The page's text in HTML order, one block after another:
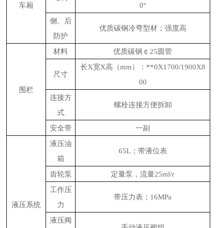
车厢
0°
侧、后
防护
优质碳钢冷弯型材；强度高
围栏
材料 优质碳钢￠25圆管
尺寸
长X宽X高（mm）：**0X1700/1900X8
00
连接方
式
螺栓连接方便拆卸
安全带 一副
液压系统
液压油
箱
65L；带液位表
齿轮泵
定量泵，流量25ml/r
工作压
力
带压力表；16MPa
液压阀